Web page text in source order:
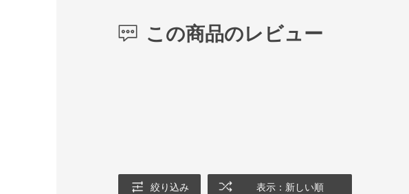
この商品のレビュー
絞り込み 表示：新しい順